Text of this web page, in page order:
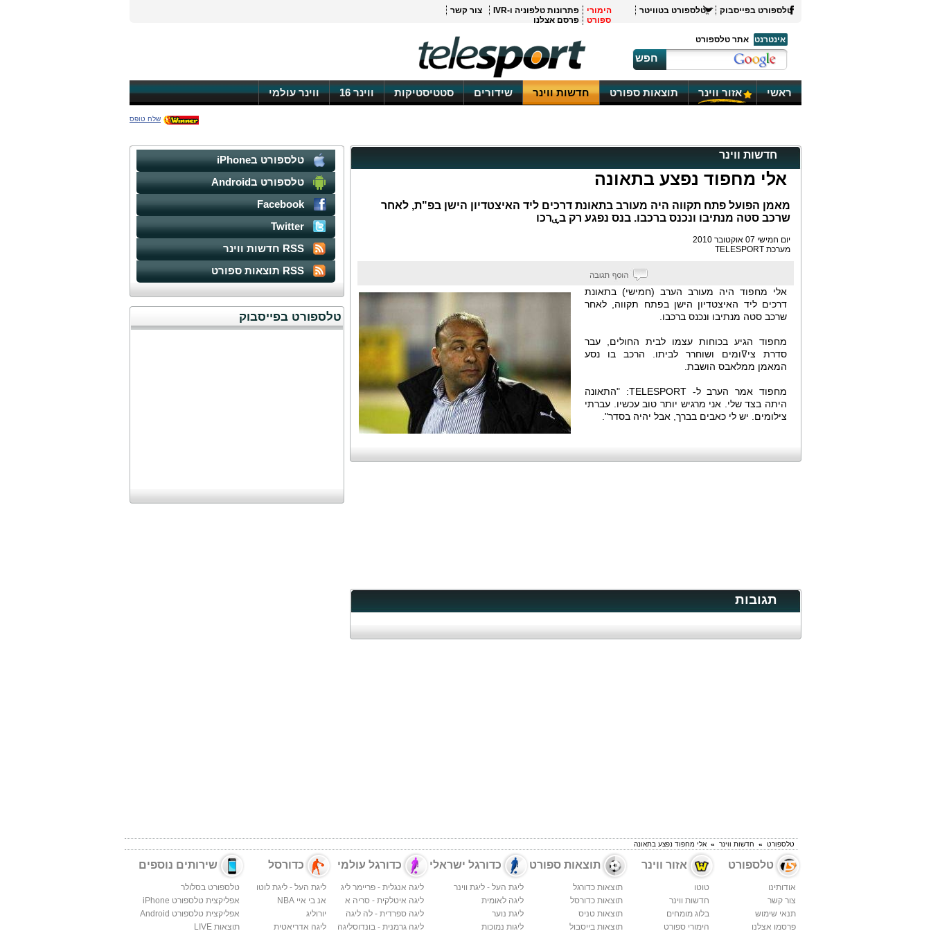
טלספורט בפייסבוק טלספורט בטוויטר
הימורי
ספורט
פתרונות טלפוניה ו-IVR
צור קשר
פרסם אצלנו
אינטרנט
אתר טלספורט
חפש
ראשי אזור ווינר תוצאות ספורט חדשות ווינר שידורים סטטיסטיקות ווינר 16 ווינר עולמי
שלח טופס
חדשות ווינר
אלי מחפוד נפצע בתאונה
מאמן הפועל פתח תקווה היה מעורב בתאונת דרכים ליד האיצטדיון הישן בפ"ת, לאחר
שרכב סטה מנתיבו ונכנס ברכבו. בנס נפגע רק בۑרכו
יום חמישי 07 אוקטובר 2010
מערכת TELESPORT
אלי מחפוד היה מעורב הערב (חמישי) בתאונת
דרכים ליד האיצטדיון הישן בפתח תקווה, לאחר
שרכב סטה מנתיבו ונכנס ברכבו.
מחפוד הגיע בכוחות עצמו לבית החולים, עבר
סדרת ציߜומים ושוחרר לביתו. הרכב בו נסע
המאמן ממלאבס הושבת.
מחפוד אמר הערב ל- TELESPORT: "התאונה
היתה בצד שלי. אני מרגיש יותר טוב עכשיו. עברתי
צילומים. יש לי כאבים בברך, אבל יהיה בסדר".
תגובות
טלספורט בiPhone
טלספורט בAndroid
Facebook
Twitter
RSS חדשות ווינר
RSS תוצאות ספורט
טלספורט בפייסבוק
טלספורט » חדשות ווינר » אלי מחפוד נפצע בתאונה
טלספורט
אודותינו
צור קשר
תנאי שימוש
פרסמו אצלנו
אזור ווינר
טוטו
חדשות ווינר
בלוג מומחים
הימורי ספורט
תוצאות ספורט
תוצאות כדורגל
תוצאות כדורסל
תוצאות טניס
תוצאות בייסבול
כדורגל ישראלי
ליגת העל - ליגת ווינר
ליגה לאומית
ליגת נוער
ליגות נמוכות
כדורגל עולמי
ליגה אנגלית - פריימר ליג
ליגה איטלקית - סריה א
ליגה ספרדית - לה ליגה
ליגה גרמנית - בונדוסליגה
כדורסל
ליגת העל - ליגת לוטו
אנ בי איי NBA
יורוליג
ליגה אדריאטית
שירותים נוספים
טלספורט בסלולר
אפליקצית טלספורט iPhone
אפליקצית טלספורט Android
תוצאות LIVE